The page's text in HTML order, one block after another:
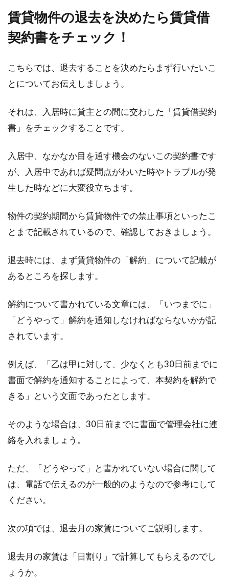
シェアハウスは東京での一人暮らし
におすすめ？～女性編～
とになったら、お部屋探しをはじめなければな
準防火地域の外壁に使われている？
防食性の高いガルバリウム鋼板は、建物の外壁
性の高さ...
長押裏の隙間から虫や隙間風が！埋
めるためにはどうする？
昔ながらの日本家屋の特徴として、長押（なげ
え、...
は？わかりやすくご紹介！
「不動産登記とは？」と誰かに聞かれたとき、
のは難しいと...
建ぺい率が緩和される条件とは？賢
く車庫などを作ろう！
方は、「建ぺい率」に注意が必要です。建ぺい
率は土地...
賃貸物件の退去を決めたら賃貸借
契約書をチェック！
こちらでは、退去することを決めたらまず行いたいこ
とについてお伝えしましょう。
それは、入居時に貸主との間に交わした「賃貸借契約
書」をチェックすることです。
入居中、なかなか目を通す機会のないこの契約書です
が、入居中であれば疑問点がわいた時やトラブルが発
生した時などに大変役立ちます。
物件の契約期間から賃貸物件での禁止事項といったこ
とまで記載されているので、確認しておきましょう。
退去時には、まず賃貸物件の「解約」について記載が
あるところを探します。
解約について書かれている文章には、「いつまでに」
「どうやって」解約を通知しなければならないかが記
されています。
例えば、「乙は甲に対して、少なくとも30日前までに
書面で解約を通知することによって、本契約を解約で
きる」という文面であったとします。
そのような場合は、30日前までに書面で管理会社に連
絡を入れましょう。
ただ、「どうやって」と書かれていない場合に関して
は、電話で伝えるのが一般的のようなので参考にして
ください。
次の項では、退去月の家賃についてご説明します。
退去月の家賃は「日割り」で計算してもらえるのでし
ょうか。